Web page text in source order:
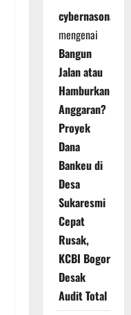
cybernasonal
mengenai
Bangun
Jalan atau
Hamburkan
Anggaran?
Proyek
Dana
Bankeu di
Desa
Sukaresmi
Cepat
Rusak,
KCBI Bogor
Desak
Audit Total